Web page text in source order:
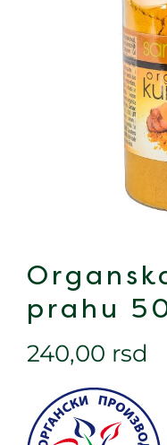
prahu
240,00 rsd